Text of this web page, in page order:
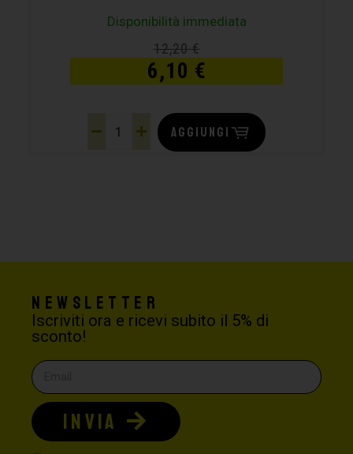
Disponibilità immediata
12,20€
6,10 €
AGGIUNGI
Newsletter
Iscriviti ora e ricevi subito il 5% di
sconto!
INVIA